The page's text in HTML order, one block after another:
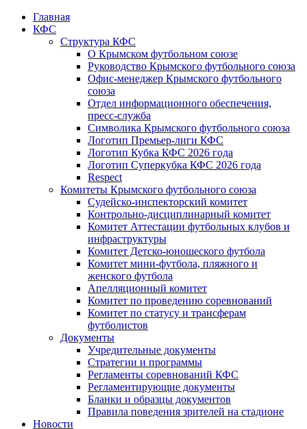
Главная
КФС
Структура КФС
О Крымском футбольном союзе
Руководство Крымского футбольного союза
Офис-менеджер Крымского футбольного
союза
Отдел информационного обеспечения,
пресс-служба
Символика Крымского футбольного союза
Логотип Премьер-лиги КФС
Логотип Кубка КФС 2026 года
Логотип Суперкубка КФС 2026 года
Respect
Комитеты Крымского футбольного союза
Судейско-инспекторский комитет
Контрольно-дисциплинарный комитет
Комитет Аттестации футбольных клубов и
инфраструктуры
Комитет Детско-юношеского футбола
Комитет мини-футбола, пляжного и
женского футбола
Апелляционный комитет
Комитет по проведению соревнований
Комитет по статусу и трансферам
футболистов
Документы
Учредительные документы
Стратегии и программы
Регламенты соревнований КФС
Регламентирующие документы
Бланки и образцы документов
Правила поведения зрителей на стадионе
Новости